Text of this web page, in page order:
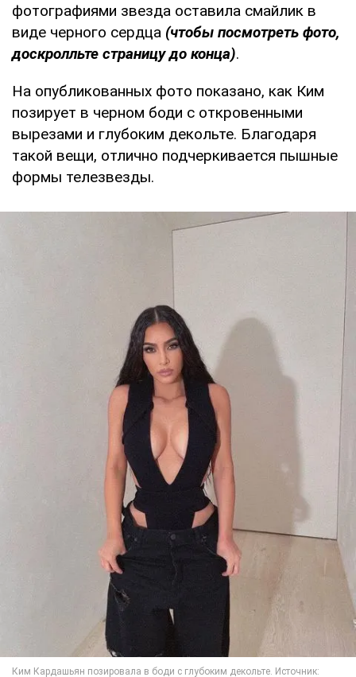
фотографиями звезда оставила смайлик в
виде черного сердца (чтобы посмотреть фото,
доскролльте страницу до конца).
На опубликованных фото показано, как Ким
позирует в черном боди с откровенными
вырезами и глубоким декольте. Благодаря
такой вещи, отлично подчеркивается пышные
формы телезвезды.